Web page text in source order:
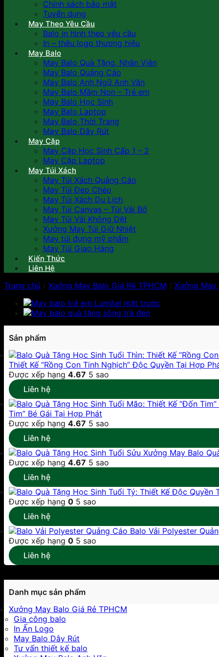
Chính sách bảo mật
Tuyển dụng
May Theo Yêu Cầu
Balo in hình theo yêu cầu
In – thêu logo thương hiệu
May Balo
May Balo Quà Tặng, Nhân Viên
May Balo Quảng Cáo
May Balo Anh Ngữ Anh Văn
May Balo Mầm Non – Trẻ em
May Balo Học Sinh
May Balo Laptop
May Balo Thời Trang
May Balo Dây Rút
May Cặp
May Cặp Học Sinh Cấp 1 – 2
May Cặp Laptop
May Túi Xách
May Túi Xách Quảng Cáo
May Túi Đeo Chéo
May Túi Xách Du Lịch
May Túi Canvas – Túi Vải Bố
May Túi Vải Không Dệt
Xưởng May Túi Giữ Nhiệt
May túi đựng mỹ phẩm
May Túi Giao Hàng
Kiến Thức
Liên Hệ
Trang chủ Xưởng May Balo Giá Rẻ TPHCM Xưởng May
Sản phẩm
Thiết Kế “Rồng Con Tinh Nghịch” Độc Quyền Tại Hợp
Được xếp hạng 4.67 5 sao
Liên hệ
Tim” Bé Gái Tại Hợp Phát
Được xếp hạng 4.67 5 sao
Liên hệ
Xưởng May Balo
Được xếp hạng 4.67 5 sao
Liên hệ
Được xếp hạng 0 5 sao
Liên hệ
Balo Vải Polyester
Được xếp hạng 0 5 sao
Liên hệ
Danh mục sản phẩm
Xưởng May Balo Giá Rẻ TPHCM
Gia công balo
In Ấn Logo
May Balo Dây Rút
Tư vấn thiết kế balo